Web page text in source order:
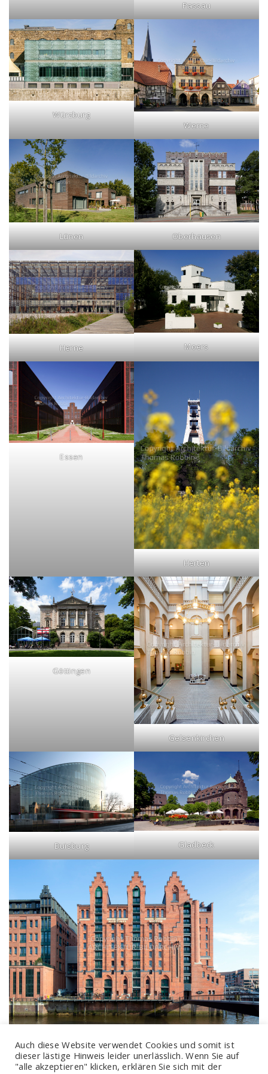
Passau
Würzburg
Werne
Lünen Oberhausen
Herne Moers
Essen
Herten
Göttingen
Gelsenkirchen
Duisburg Gladbeck
Hamburg
Auch diese Website verwendet Cookies und somit ist
dieser lästige Hinweis leider unerlässlich. Wenn Sie auf
"alle akzeptieren" klicken, erklären Sie sich mit der